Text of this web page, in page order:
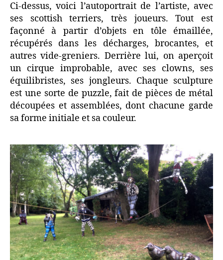
Ci-dessus, voici l’autoportrait de l’artiste, avec
ses scottish terriers, très joueurs. Tout est
façonné à partir d’objets en tôle émaillée,
récupérés dans les décharges, brocantes, et
autres vide-greniers. Derrière lui, on aperçoit
un cirque improbable, avec ses clowns, ses
équilibristes, ses jongleurs. Chaque sculpture
est une sorte de puzzle, fait de pièces de métal
découpées et assemblées, dont chacune garde
sa forme initiale et sa couleur.